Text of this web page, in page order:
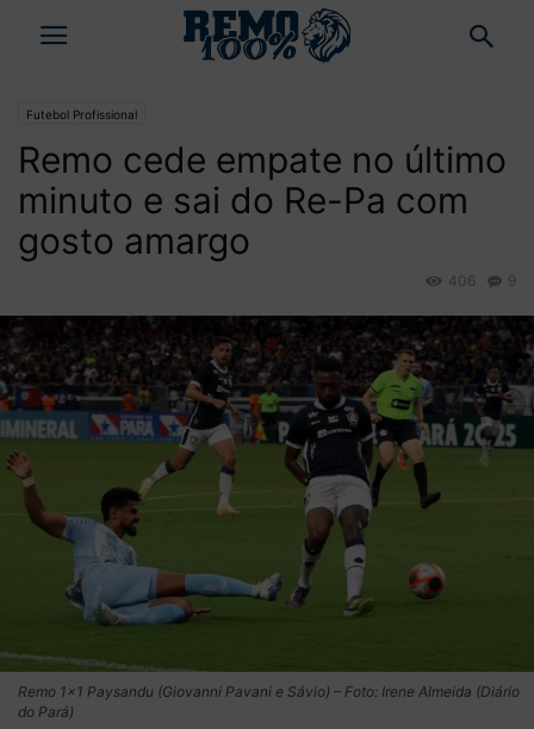
Futebol Profissional
Remo cede empate no último
minuto e sai do Re-Pa com
gosto amargo
9
406
Remo 1×1 Paysandu (Giovanni Pavani e Sávio) – Foto: Irene Almeida (Diário
do Pará)